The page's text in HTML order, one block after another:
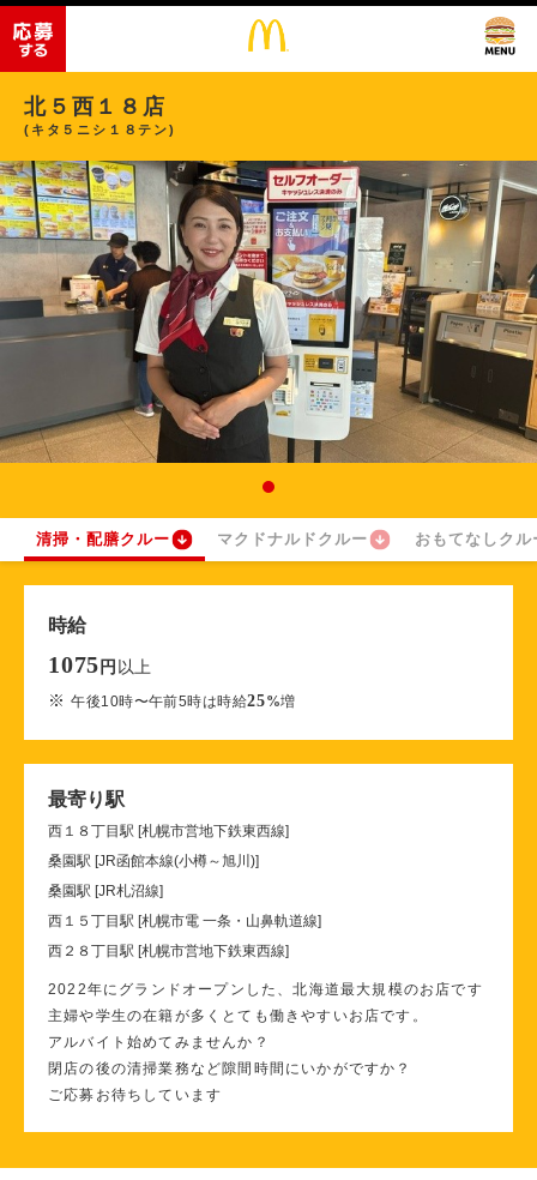
北５西１８店
(キタ５ニシ１８テン)
清掃・配膳クルー マクドナルドクルー おもてなしクル
時給
1075 円 以上
※午後10時〜午前5時は時給25%増
最寄り駅
西１８丁目駅 [札幌市営地下鉄東西線]
桑園駅 [JR函館本線(小樽～旭川)]
桑園駅 [JR札沼線]
西１５丁目駅 [札幌市電 一条・山鼻軌道線]
西２８丁目駅 [札幌市営地下鉄東西線]
2022年にグランドオープンした、北海道最大規模のお店です
主婦や学生の在籍が多くとても働きやすいお店です。
アルバイト始めてみませんか？
閉店の後の清掃業務など隙間時間にいかがですか？
ご応募お待ちしています